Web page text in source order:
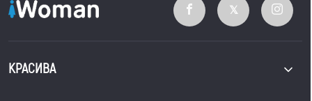
КРАСИВА